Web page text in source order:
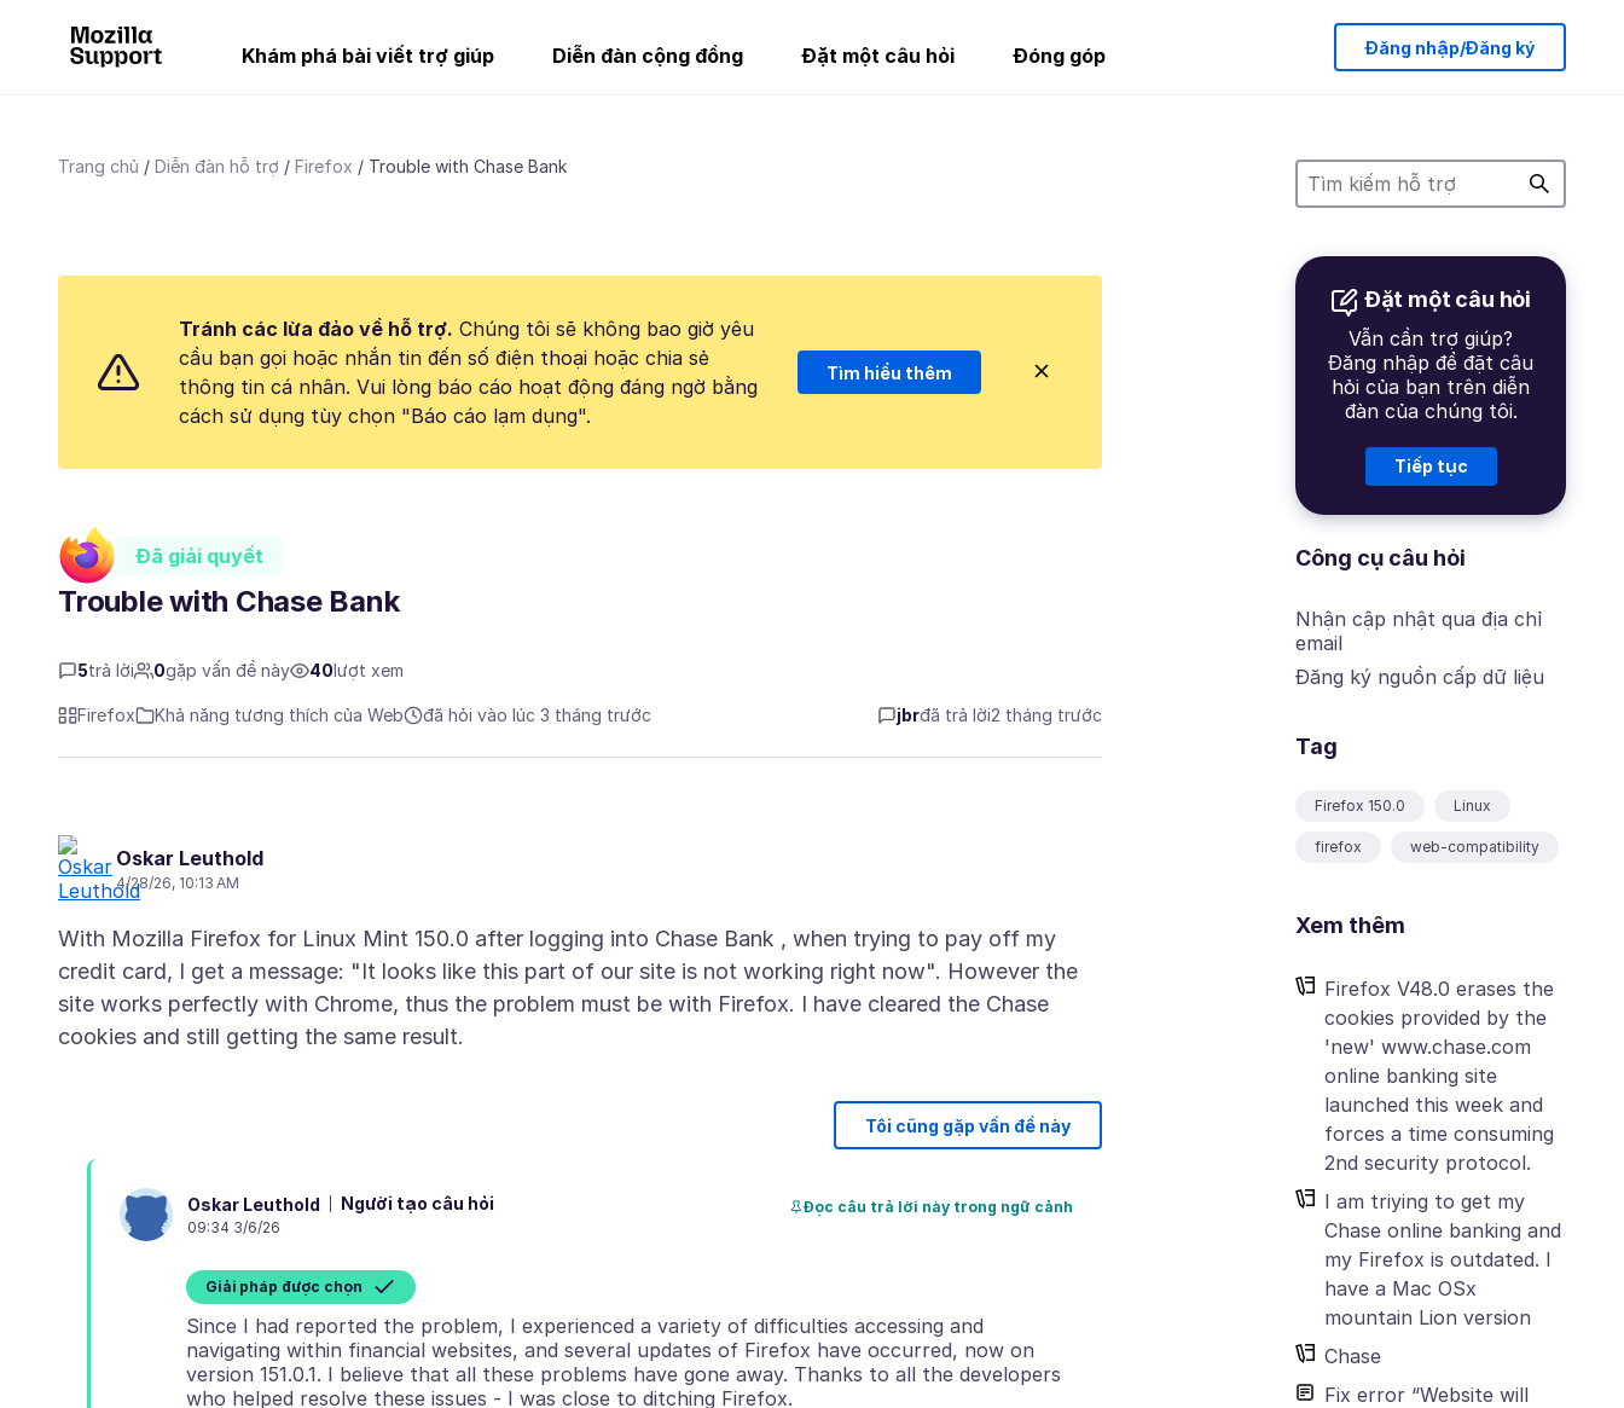
Khám phá bài viết trợ giúp Diễn đàn cộng đồng Đặt một câu hỏi Đóng góp Đăng nhập/Đăng ký
Trang chủ Diễn đàn hỗ trợ Firefox Trouble with Chase Bank
Đặt một câu hỏi
Vẫn cần trợ giúp?
Đăng nhập để đặt câu
hỏi của bạn trên diễn
đàn của chúng tôi.
Tiếp tục
Công cụ câu hỏi
Nhận cập nhật qua địa chỉ
email
Đăng ký nguồn cấp dữ liệu
Tag
Firefox 150.0 Linux
firefox web-compatibility
Xem thêm
Firefox V48.0 erases the
cookies provided by the
'new' www.chase.com
online banking site
launched this week and
forces a time consuming
2nd security protocol.
I am triying to get my
Chase online banking and
my Firefox is outdated. I
have a Mac OSx
mountain Lion version
Chase
Fix error “Website will
Tránh các lừa đảo về hỗ trợ. Chúng tôi sẽ không bao giờ yêu
cầu bạn gọi hoặc nhắn tin đến số điện thoại hoặc chia sẻ
thông tin cá nhân. Vui lòng báo cáo hoạt động đáng ngờ bằng
cách sử dụng tùy chọn "Báo cáo lạm dụng".
Tìm hiểu thêm
Đã giải quyết
Trouble with Chase Bank
5trả lời 0gặp vấn đề này 40 lượt xem
Firefox Khả năng tương thích của Web đã hỏi vào lúc 3 tháng trước jbrđã trả lời2 tháng trước
Oskar Leuthold
4/28/26, 10:13 AM
With Mozilla Firefox for Linux Mint 150.0 after logging into Chase Bank , when trying to pay off my
credit card, I get a message: "It looks like this part of our site is not working right now". However the
site works perfectly with Chrome, thus the problem must be with Firefox. I have cleared the Chase
Tôi cũng gặp vấn đề này
Oskar Leuthold Người tạo câu hỏi
09:34 3/6/26
Đọc câu trả lời này trong ngữ cảnh
Giải pháp được chọn
Since I had reported the problem, I experienced a variety of difficulties accessing and
navigating within financial websites, and several updates of Firefox have occurred, now on
version 151.0.1. I believe that all these problems have gone away. Thanks to all the developers